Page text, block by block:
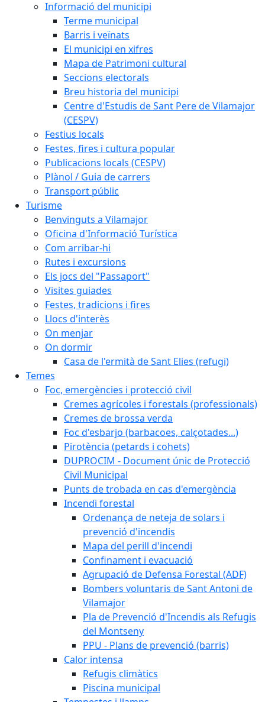
Informació del municipi
Terme municipal
Barris i veïnats
El municipi en xifres
Mapa de Patrimoni cultural
Seccions electorals
Breu historia del municipi
Centre d'Estudis de Sant Pere de Vilamajor
(CESPV)
Festius locals
Festes, fires i cultura popular
Publicacions locals (CESPV)
Plànol / Guia de carrers
Transport públic
Turisme
Benvinguts a Vilamajor
Oficina d'Informació Turística
Com arribar-hi
Rutes i excursions
Els jocs del "Passaport"
Visites guiades
Festes, tradicions i fires
Llocs d'interès
On menjar
On dormir
Casa de l'ermità de Sant Elies (refugi)
Temes
Foc, emergències i protecció civil
Cremes agrícoles i forestals (professionals)
Cremes de brossa verda
Foc d'esbarjo (barbacoes, calçotades...)
Pirotència (petards i cohets)
DUPROCIM - Document únic de Protecció
Civil Municipal
Punts de trobada en cas d'emergència
Incendi forestal
Ordenança de neteja de solars i
prevenció d'incendis
Mapa del perill d'incendi
Confinament i evacuació
Agrupació de Defensa Forestal (ADF)
Bombers voluntaris de Sant Antoni de
Vilamajor
Pla de Prevenció d'Incendis als Refugis
del Montseny
PPU - Plans de prevenció (barris)
Calor intensa
Refugis climàtics
Piscina municipal